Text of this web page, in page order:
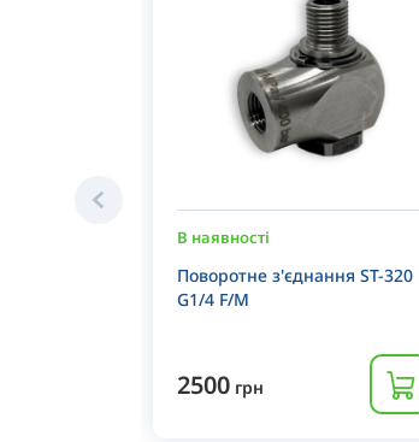
В наявності
Поворотне з'єднання ST-320
G1/4 F/M
2500 грн